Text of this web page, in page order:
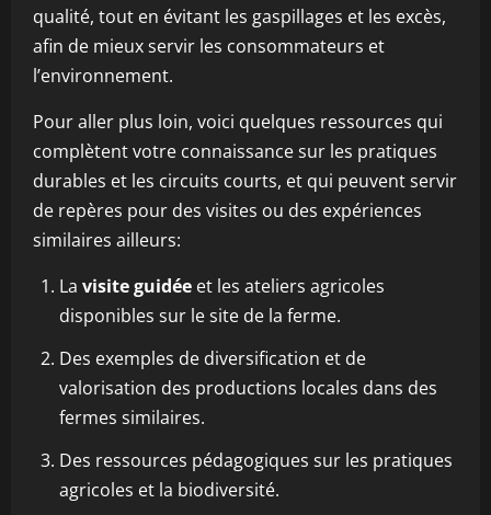
qualité, tout en évitant les gaspillages et les excès,
afin de mieux servir les consommateurs et
l’environnement.
Pour aller plus loin, voici quelques ressources qui
complètent votre connaissance sur les pratiques
durables et les circuits courts, et qui peuvent servir
de repères pour des visites ou des expériences
similaires ailleurs:
La visite guidée et les ateliers agricoles
disponibles sur le site de la ferme.
Des exemples de diversification et de
valorisation des productions locales dans des
fermes similaires.
Des ressources pédagogiques sur les pratiques
agricoles et la biodiversité.